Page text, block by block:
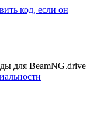
для BeamNG.drive